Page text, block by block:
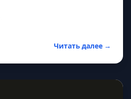
Читать далее →